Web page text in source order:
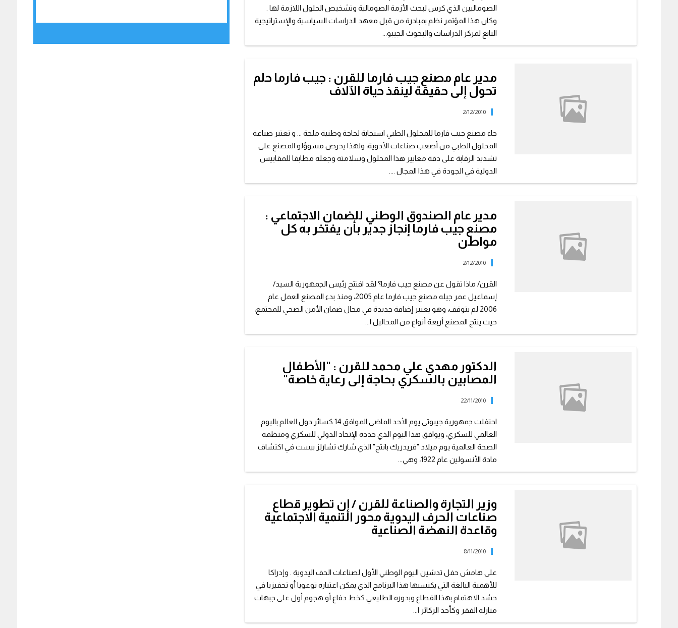
الصوماليين الذي كرس لبحث الأزمة الصومالية وتشخيص الحلول اللازمة لها .
وكان هذا المؤتمر نظم بمبادرة من قبل معهد الدراسات السياسية والإستراتيجية
التابع لمركز الدراسات والبحوث الجيبو...
مدير عام مصنع جيب فارما للقرن : جيب فارما حلم
تحول إلى حقيقة لينقذ حياة الآلاف
2/12/2010
جاء مصنع جيب فارما للمحلول الطبي استجابة لحاجة وطنية ملحة ... و تعتبر صناعة
المحلول الطبي من أصعب صناعات الأدوية، ولهذا يحرص مسوؤلو المصنع على
تشديد الرقابة على دقة معايير هذا المحلول وسلامته وجعله مطابقا للمقاييس
الدولية في الجودة في هذا المجال ....
مدير عام الصندوق الوطني للضمان الاجتماعي :
مصنع جيب فارما إنجاز جدير بأن يفتخر به كل
مواطن
2/12/2010
القرن/ ماذا تقول عن مصنع جيب فارما؟ لقد افتتح رئيس الجمهورية السيد/
إسماعيل عمر جيله مصنع جيب فارما عام 2005، ومنذ بدء المصنع العمل عام
2006 لم يتوقف، وهو يعتبر إضافة جديدة في مجال ضمان الأمن الصحي للمجتمع،
حيث ينتج المصنع أربعة أنواع من المحاليل ا...
الدكتور مهدي علي محمد للقرن : "الأطفال
المصابين بالسكري بحاجة إلى رعاية خاصة"
22/11/2010
احتفلت جمهورية جيبوتي يوم الأحد الماضي الموافق 14 كسائر دول العالم باليوم
العالمي للسكري، ويوافق هذا اليوم الذي حدده الإتحاد الدولي للسكري ومنظمة
الصحة العالمية يوم ميلاد "فريدريك بانتج" الذي شارك تشارلز بيست في اكتشاف
مادة الأنسولين عام 1922، وهي...
وزير التجارة والصناعة للقرن / إن تطوير قطاع
صناعات الحرف اليدوية محور التنمية الاجتماعية
وقاعدة النهضة الصناعية
8/11/2010
على هامش حفل تدشين اليوم الوطني الأول لصناعات الحف اليدوية . وإدراكا
للأهمية البالغة التي يكتسيها هذا البرنامج الذي يمكن اعتباره توعويا أو تحفيزيا في
حشد الاهتمام بهذا القطاع وبدوره الطليعي كخط دفاع أو هجوم أول على جبهات
منازلة الفقر وكأحد الركائز ا...